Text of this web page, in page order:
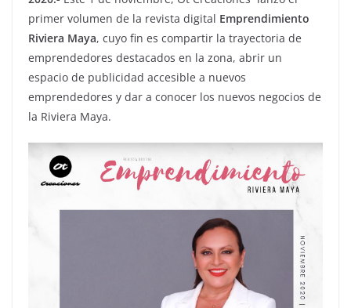
primer volumen de la revista digital Emprendimiento
Riviera Maya, cuyo fin es compartir la trayectoria de
emprendedores destacados en la zona, abrir un
espacio de publicidad accesible a nuevos
emprendedores y dar a conocer los nuevos negocios de
la Riviera Maya.